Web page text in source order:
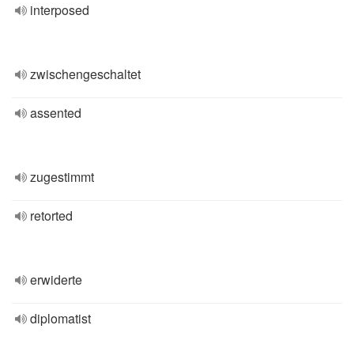
interposed
zwischengeschaltet
assented
zugestimmt
retorted
erwiderte
diplomatist